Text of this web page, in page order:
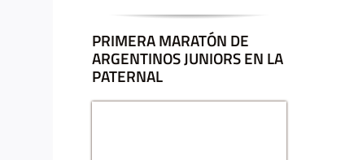
PRIMERA MARATÓN DE
ARGENTINOS JUNIORS EN LA
PATERNAL